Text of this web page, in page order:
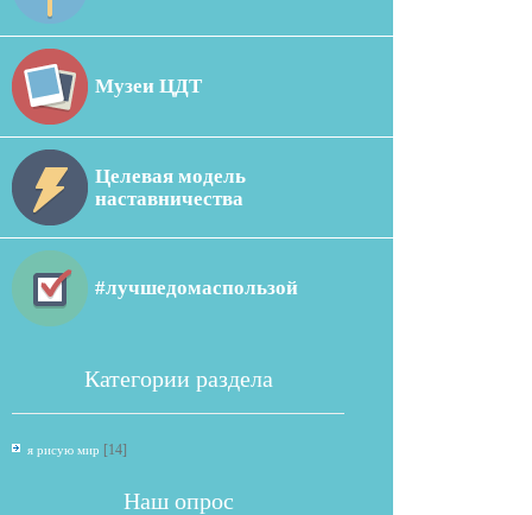
Музеи ЦДТ
Целевая модель
наставничества
#лучшедомаспользой
Категории раздела
я рисую мир [14]
Наш опрос